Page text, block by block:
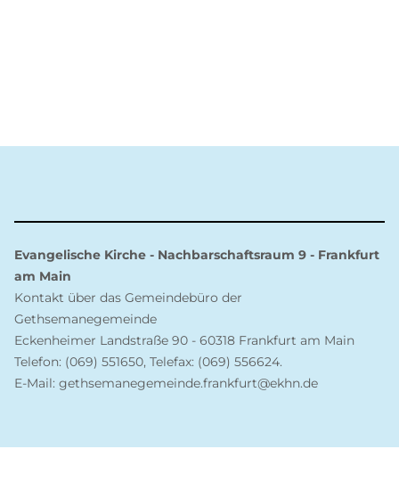
Evangelische Kirche - Nachbarschaftsraum 9 - Frankfurt
am Main
Kontakt über das Gemeindebüro der
Gethsemanegemeinde
Eckenheimer Landstraße 90 - 60318 Frankfurt am Main
Telefon: (069) 551650, Telefax: (069) 556624.
E-Mail: gethsemanegemeinde.frankfurt@ekhn.de